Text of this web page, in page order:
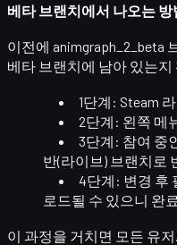
베타 브랜치에서 나오는 방
이전에 animgraph_2_beta
베타 브랜치에 남아 있는
1단계: Steam
2단계: 왼쪽 메
3단계: 참여 중
반(라이브) 브랜치 로
4단계: 변경 후
로드될 수 있으니 완
이 과정을 거치면 모든 유